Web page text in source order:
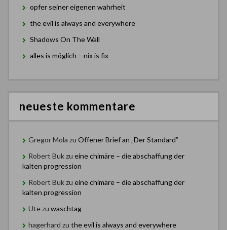
opfer seiner eigenen wahrheit
the evil is always and everywhere
Shadows On The Wall
alles is möglich – nix is fix
neueste kommentare
Gregor Mola zu Offener Brief an „Der Standard”
Robert Bukzu eine chimäre – die abschaffung der
kalten progression
Robert Bukzu eine chimäre – die abschaffung der
kalten progression
Utezu waschtag
hagerhard zu the evil is always and everywhere